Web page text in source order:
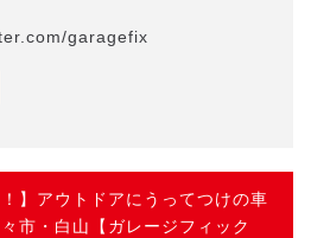
garagefix
！】アウトドアにうってつけの車
市・白山【ガレージフィック